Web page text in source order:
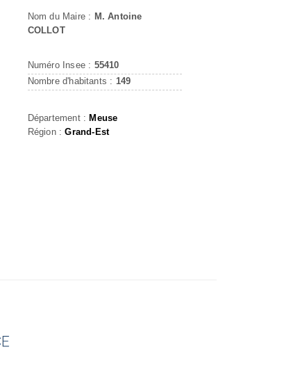
Nom du Maire : M. Antoine
COLLOT
Numéro Insee : 55410
Nombre d'habitants : 149
Département : Meuse
Région :Grand-Est